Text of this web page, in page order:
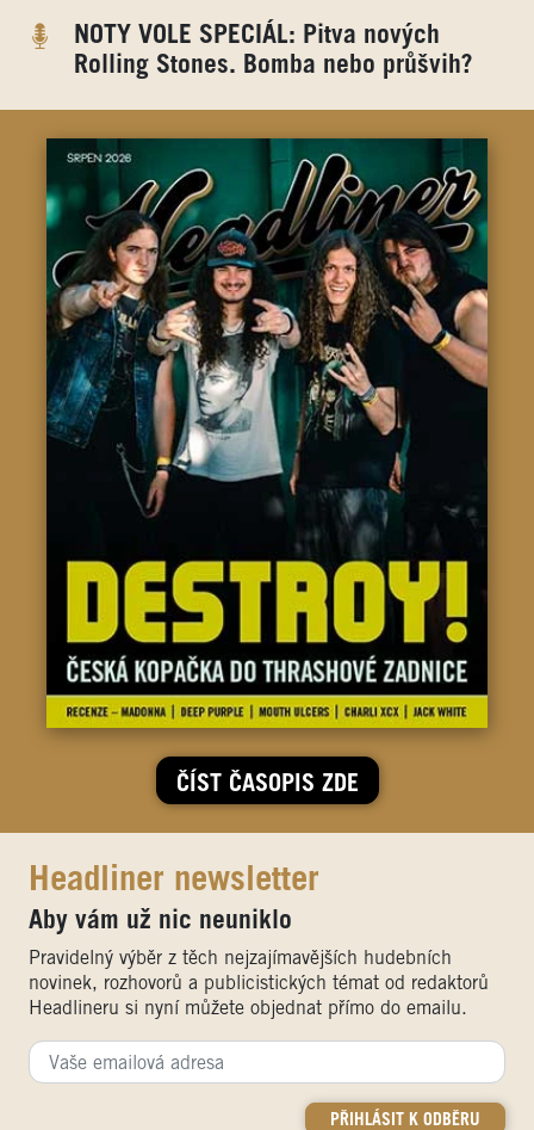
NOTY VOLE SPECIÁL: Pitva nových
Rolling Stones. Bomba nebo průšvih?
ČÍST ČASOPIS ZDE
Headliner newsletter
Aby vám už nic neuniklo
Pravidelný výběr z těch nejzajímavějších hudebních
novinek, rozhovorů a publicistických témat od redaktorů
Headlineru si nyní můžete objednat přímo do emailu.